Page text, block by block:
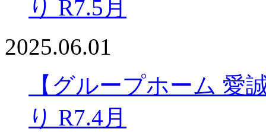
り R7.5月
2025.06.01
【グループホーム 愛
り R7.4月